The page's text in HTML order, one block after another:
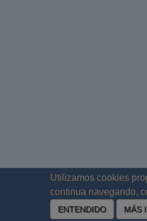
Utilizamos cookies
continua navegando,
ENTENDIDO MÁS